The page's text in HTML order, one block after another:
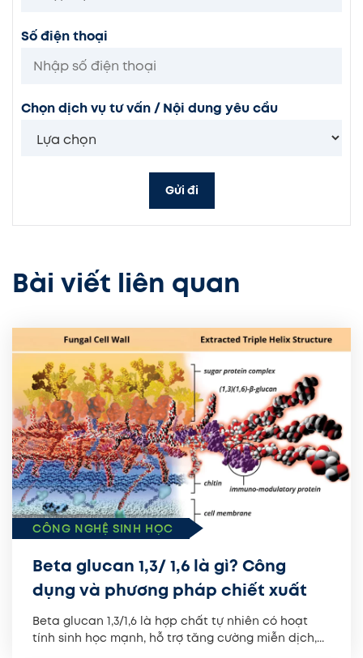
Số điện thoại
Chọn dịch vụ tư vấn / Nội dung yêu cầu
Gửi đi
Bài viết liên quan
CÔNG NGHỆ SINH HỌC
Beta glucan 1,3/ 1,6 là gì? Công
dụng và phương pháp chiết xuất
Beta glucan 1,3/1,6 là hợp chất tự nhiên có hoạt
tính sinh học mạnh, hỗ trợ tăng cường miễn dịch,...